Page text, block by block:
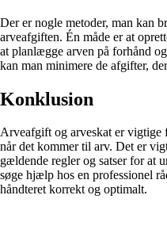
Der er nogle metoder, man kan
arveafgiften. Én måde er at
at planlægge arven på forhånd
kan man minimere de afgifter,
Konklusion
Arveafgift og arveskat er
når det kommer til arv. Det er
gældende regler og satser for at
søge hjælp hos en professionel
håndteret korrekt og optimalt.